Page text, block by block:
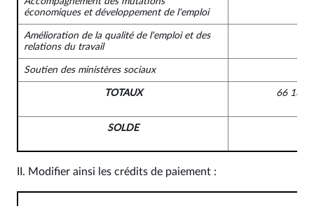
économiques et développement de l'emploi
Amélioration de la qualité de l'emploi et des
relations du travail
Soutien des ministères sociaux
TOTAUX 66 136
SOLDE
II. Modifier ainsi les crédits de paiement :